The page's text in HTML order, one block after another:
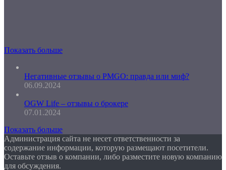
Показать больше
Негативные отзывы о PMGO: правда или миф?
06.09.2024
OGW Life – отзывы о брокере
07.01.2024
Показать больше
Администрация сайта не несет ответственности за
содержание информации, которую размещают посетители.
Оставьте отзыв о компании, либо разместите новую компанию
для обсуждения.